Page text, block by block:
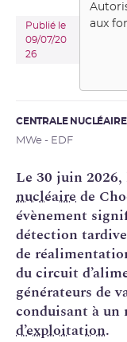
Publié le
09/07/20
26
aux
CENTRALE
MWe - EDF
Le 30 juin
nucléairede
évènement
détection
de
du circuit
générateurs de
conduisant à un
d’exploitation.